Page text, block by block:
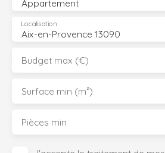
Appartement
Aix-en-Provence 13090
Localisation
Budget max (€)
Surface min (m²)
Pièces min